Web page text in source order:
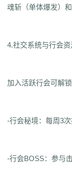
魂斩（单体爆发）
4.社交系统与行会资
加入活跃行会可解锁
-行会秘境：每周3
-行会BOSS：参与